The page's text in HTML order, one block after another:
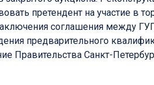
претендент на участие в
соглашения между
предварительного
Правительства Санкт-